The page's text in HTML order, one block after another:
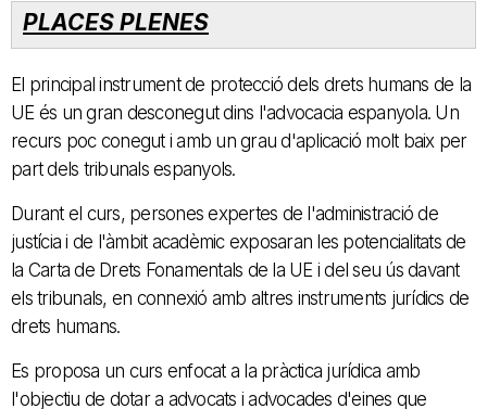
PLACES PLENES
El principal instrument de protecció dels drets humans de la
UE és un gran desconegut dins l'advocacia espanyola. Un
recurs poc conegut i amb un grau d'aplicació molt baix per
part dels tribunals espanyols.
Durant el curs, persones expertes de l'administració de
justícia i de l'àmbit acadèmic exposaran les potencialitats de
la Carta de Drets Fonamentals de la UE i del seu ús davant
els tribunals, en connexió amb altres instruments jurídics de
drets humans.
Es proposa un curs enfocat a la pràctica jurídica amb
l'objectiu de dotar a advocats i advocades d'eines que